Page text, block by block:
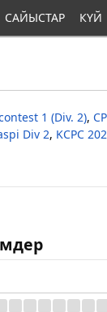
САЙЫСТАР КҮЙ
1 (Div. 2),
Div 2, KCPC